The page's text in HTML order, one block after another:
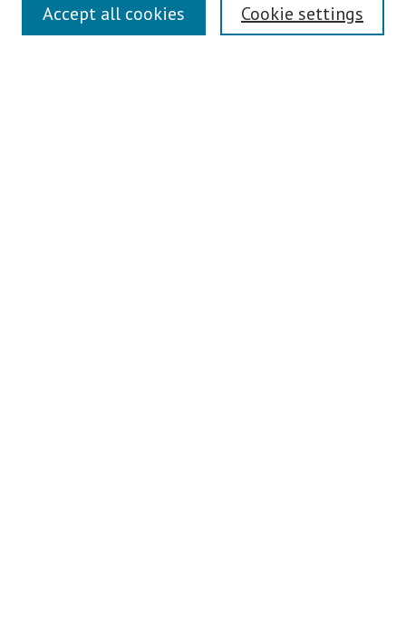
Links
Contact Us
Cookie settings
Accept all cookies